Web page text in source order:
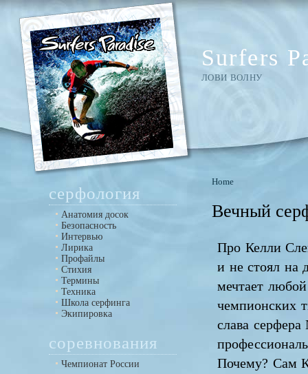
Surfers
ЛОВИ ВОЛНУ
серфология
Анатомия досок
Безопасность
Интервью
Лирика
Профайлы
Стихия
Термины
Техника
Школа серфинга
Экипировка
соревнования
Чемпионат России
Home
Вечный
Про Келли
и не стоял на
мечтает
чемпионских
слава
Почему? Сам